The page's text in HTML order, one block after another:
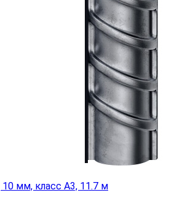
мм, класс А3, 11.7 м